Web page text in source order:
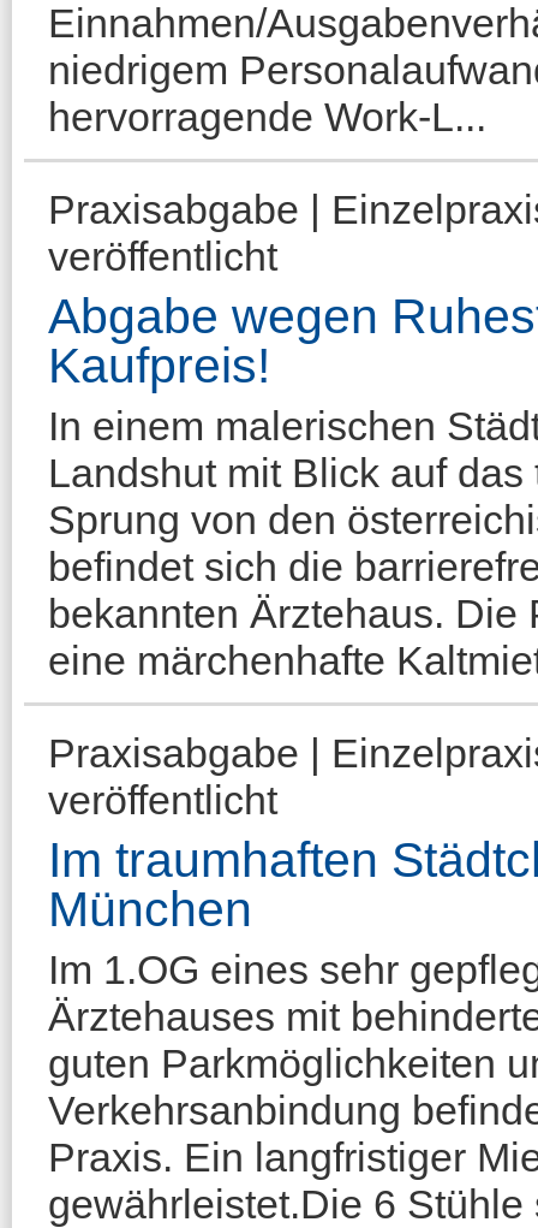
Einnahmen/
niedrigem
hervorragende Work-L...
Praxisabgabe |
veröffentlicht
Abgabe wegen
Kaufpreis!
In einem malerischen
Landshut mit Blick auf
Sprung von den
befindet sich die
bekannten Ärztehaus.
eine märchenhafte
Praxisabgabe |
veröffentlicht
Im traumhaften
München
Im 1.OG eines sehr
Ärztehauses mit
guten Parkmöglichkeiten
Verkehrsanbindung
Praxis. Ein langfristiger
gewährleistet.Die 6